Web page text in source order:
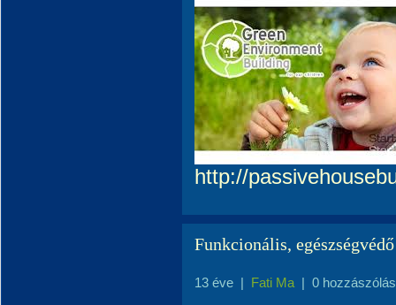
http://
Funkcionális,
13 éve | Fati Ma | 0 hozzászólás